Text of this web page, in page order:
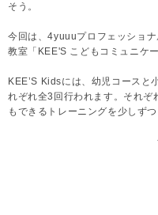
そう。
今回は、4yuuuプロフェッショ
教室「KEE'S こどもコミュニケ
KEE’S Kidsには、幼児コースと
れぞれ全3回行われます。それぞ
もできるトレーニングを少しず